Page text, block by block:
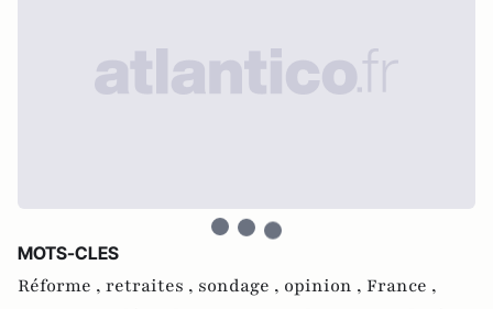
MOTS-CLES
Réforme , retraites , sondage , opinion , France ,